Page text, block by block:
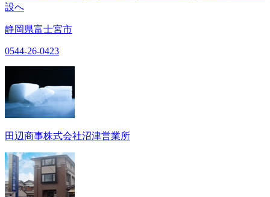
設へ
静岡県富士宮市
0544-26-0423
田辺商事株式会社沼津営業所